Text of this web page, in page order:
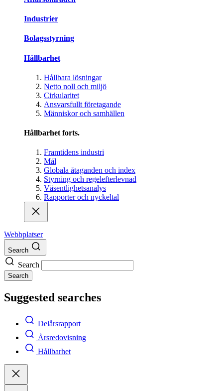
Industrier
Bolagsstyrning
Hållbarhet
Hållbara lösningar
Netto noll och miljö
Cirkularitet
Ansvarsfullt företagande
Människor och samhällen
Hållbarhet forts.
Framtidens industri
Mål
Globala åtaganden och index
Styrning och regelefterlevnad
Väsentlighetsanalys
Rapporter och nyckeltal
Webbplatser
Search
Search
Search
Suggested searches
Delårsrapport
Årsredovisning
Hållbarhet